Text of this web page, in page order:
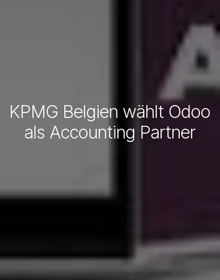
KPMG Belgien wählt Odoo
als Accounting Partner